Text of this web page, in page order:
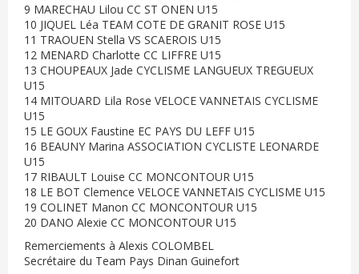
9 MARECHAU Lilou CC ST ONEN U15
10 JIQUEL Léa TEAM COTE DE GRANIT ROSE U15
11 TRAOUEN Stella VS SCAEROIS U15
12 MENARD Charlotte CC LIFFRE U15
13 CHOUPEAUX Jade CYCLISME LANGUEUX TREGUEUX
U15
14 MITOUARD Lila Rose VELOCE VANNETAIS CYCLISME
U15
15 LE GOUX Faustine EC PAYS DU LEFF U15
16 BEAUNY Marina ASSOCIATION CYCLISTE LEONARDE
U15
17 RIBAULT Louise CC MONCONTOUR U15
18 LE BOT Clemence VELOCE VANNETAIS CYCLISME U15
19 COLINET Manon CC MONCONTOUR U15
20 DANO Alexie CC MONCONTOUR U15
Remerciements à Alexis COLOMBEL
Secrétaire du Team Pays Dinan Guinefort